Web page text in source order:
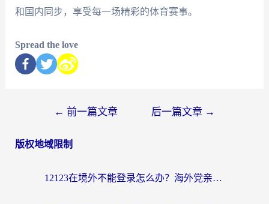
和国内同步，享受每一场精彩的体育赛事。
Spread the love
← 前一篇文章 后一篇文章 →
版权地域限制
12123在境外不能登录怎么办？海外党亲测有效的回国加速方案